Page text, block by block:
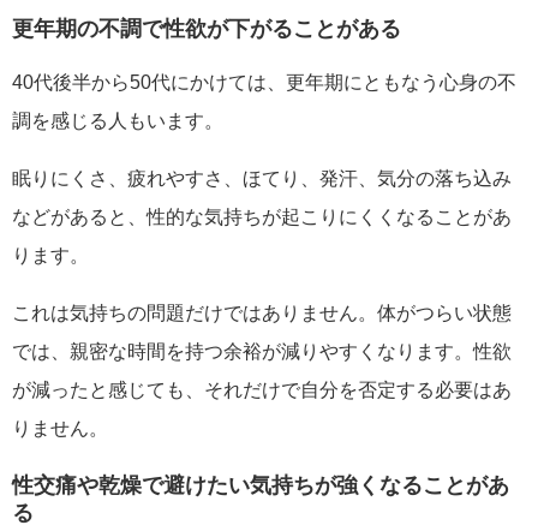
更年期の不調で性欲が下がることがある
40代後半から50代にかけては、更年期にともなう心身の不
調を感じる人もいます。
眠りにくさ、疲れやすさ、ほてり、発汗、気分の落ち込み
などがあると、性的な気持ちが起こりにくくなることがあ
ります。
これは気持ちの問題だけではありません。体がつらい状態
では、親密な時間を持つ余裕が減りやすくなります。性欲
が減ったと感じても、それだけで自分を否定する必要はあ
りません。
性交痛や乾燥で避けたい気持ちが強くなることがあ
る